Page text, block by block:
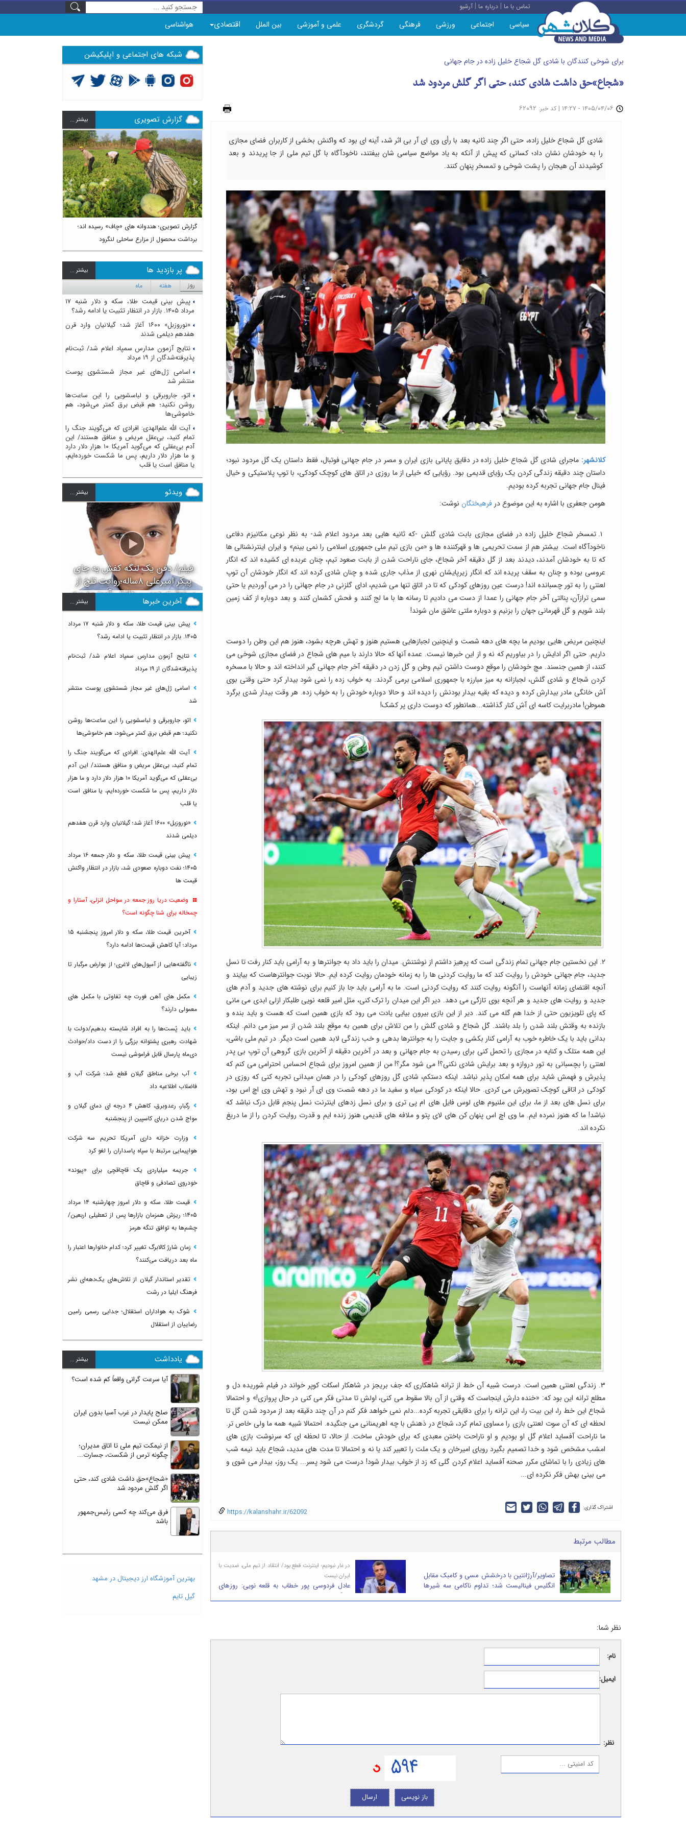
تماس با ما |درباره ما |آرشیو
سیاسی اجتماعی ورزشی فرهنگی گردشگری علمی و آموزشی بین الملل اقتصادی هواشناسی
برای شوخی کنندگان با شادی گل شجاع خلیل زاده در جام جهانی
«شجاع»حق داشت شادی کند، حتی اگر گلش مردود شد
| کد خبر: ۶۲۰۹۲
شادی گل شجاع خلیل زاده، حتی اگر چند ثانیه بعد با رأی وی ای آر بی اثر شد، آینه ای بود که واکنش بخشی از کاربران فضای مجازی
را به خودشان نشان داد؛ کسانی که پیش از آنکه به یاد مواضع سیاسی شان بیفتند، ناخودآگاه با گل تیم ملی از جا پریدند و بعد
کوشیدند آن هیجان را پشت شوخی و تمسخر پنهان کنند.
کلانشهر: ماجرای شادی گل شجاع خلیل زاده در دقایق پایانی بازی ایران و مصر در جام جهانی فوتبال، فقط داستان یک گل مردود نبود؛
داستان چند دقیقه زندگی کردن یک رؤیای قدیمی بود. رؤیایی که خیلی از ما روزی در اتاق های کوچک کودکی، با توپ پلاستیکی و خیال
فینال جام جهانی تجربه کرده بودیم.
هومن جعفری با اشاره به این موضوع در فرهیختگان نوشت:
۱. تمسخر شجاع خلیل زاده در فضای مجازی بابت شادی گلش -که ثانیه هایی بعد مردود اعلام شد- به نظر نوعی مکانیزم دفاعی
ناخودآگاه است. بیشتر هم از سمت تحریمی ها و قهرکننده ها و «من بازی تیم ملی جمهوری اسلامی را نمی بینم» و ایران اینترنشنالی ها
که تا به خودشان آمدند، دیدند بعد از گل دقیقه آخر شجاع، جای ناراحت شدن از بابت صعود تیم، چنان عربده ای کشیده اند که انگار
عروسی بوده و چنان به سقف پریده اند که انگار زیرپایشان نهری از مذاب جاری شده و چنان شادی کرده اند که انگار خودشان آن توپ
لعنتی را به تور چسبانده اند! درست عین روزهای کودکی که تا در اتاق تنها می شدیم، ادای گلزنی در جام جهانی را در می آوردیم یا حتی
سمی ترازآن، پنالتی آخر جام جهانی را عمدا از دست می دادیم تا رسانه ها با ما لج کنند و فحش کشمان کنند و بعد دوباره از کف زمین
بلند شویم و گل قهرمانی جهان را بزنیم و دوباره ملتی عاشق مان شوند!
اینچنین مریض هایی بودیم ما بچه های دهه شصت و اینچنین لجبازهایی هستیم هنوز و تهش هرچه بشود، هنوز هم این وطن را دوست
داریم. حتی اگر ادایش را در بیاوریم که نه و از این خبرها نیست. عمده آنها که حالا دارند با میم های شجاع در فضای مجازی شوخی می
کنند، از همین جنسند. مچ خودشان را موقع دوست داشتن تیم وطن و گل زدن در دقیقه آخر جام جهانی گیر انداخته اند و حالا با مسخره
کردن شجاع و شادی گلش، لجبازانه به میز مبارزه با جمهوری اسلامی برمی گردند. به خواب زده را نمی شود بیدار کرد حتی وقتی بوی
آش خانگی مادر بیدارش کرده و دیده که بقیه بیدار بودنش را دیده اند و حالا دوباره خودش را به خواب زده. هر وقت بیدار شدی برگرد
هموطن! مادربرایت کاسه ای آش کنار گذاشته...همانطور که دوست داری پر کشک!
۲. این نخستین جام جهانی تمام زندگی است که پرهیز داشتم از نوشتنش. میدان را باید داد به جوانترها و به آرامی باید کنار رفت تا نسل
جدید، جام جهانی خودش را روایت کند که ما روایت کردنی ها را به زمانه خودمان روایت کرده ایم. حالا نوبت جوانترهاست که بیایند و
آنچه اقتضای زمانه آنهاست را آنگونه روایت کنند که روایت کردنی است. ما به آرامی باید جا باز کنیم برای نوشته های جدید و آدم های
جدید و روایت های جدید و هر آنچه بوی تازگی می دهد. دیر اگر این میدان را ترک کنی، مثل امیر قلعه نویی طلبکار ازلی ابدی می مانی
که پای تلویزیون حتی از خدا هم گله می کند. دیر از این بازی بیرون بیایی یادت می رود که بازی همین است که هست و باید بنده و
بازنده به وقتش بلند شدن را بلد باشند. گل شجاع و شادی گلش را من تلاش برای همین به موقع بلند شدن از سر میز می دانم. اینکه
بدانی باید با یک خاطره خوب به آرامی کنار بکشی و جایت را به جوانترها بدهی و خب زندگی لابد همین است دیگر. در تیم ملی باشی،
این همه متلک و کنایه در مجازی را تحمل کنی برای رسیدن به جام جهانی و بعد در آخرین دقیقه از آخرین بازی گروهی آن توپ بی پدر
لعنتی را بچسبانی به تور دروازه و بعد برایش شادی نکنی؟! می شود مگر؟! من از همین امروز برای شجاع احساس احترامی می کنم که
پذیرش و فهمش شاید برای همه امکان پذیر نباشد. اینکه دستکم، شادی گل روزهای کودکی را در همان میدانی تجربه کنی که روزی در
کودکی در اتاقی کوچک تصویرش می کردی. حالا اینکه در کودکی سیاه و سفید ما در دهه شصت وی ای آر نبود و تهش وی اچ اس بود،
برای نسل های بعد از ما، برای این ملنیوم های لوس فایل های ام پی تری و برای نسل زدهای اینترنت نسل پنجم قابل درک نباشد که
نباشد! ما که هنوز نمرده ایم. ما وی اچ اس پنهان کن های لای پتو و ملافه های قدیمی هنوز زنده ایم و قدرت روایت کردن را از ما دریغ
نکرده اند.
۳. زندگی لعنتی همین است. درست شبیه آن خط از ترانه شاهکاری که جف بریجز در شاهکار اسکات کوپر خواند در فیلم شوریده دل و
مطلع ترانه این بود که: «خنده دارش اینجاست که وقتی از آن بالا سقوط می کنی، اولش تا مدتی فکر می کنی در حال پروازی!» و احتمالا
شجاع این خط را، این بیت را، این ترانه را برای دقایقی تجربه کرده...دلم نمی خواهد فکر کنم در آن چند دقیقه بعد از مردود شدن گل تا
لحظه ای که آن سوت لعنتی بازی را مساوی تمام کرد، شجاع در ذهنش با چه اهریمنانی می جنگیده. احتمالا شبیه همه ما ولی خاص تر.
ما ناراحت آفساید اعلام گل او بودیم و او ناراحت باختن معبدی که برای خودش ساخت. از حالا، تا لحظه ای که سرنوشت بازی های
امشب مشخص شود و خدا تصمیم بگیرد رویای امیرخان و یک ملت را تعبیر کند یا نه و احتمالا تا مدت های مدید، شجاع باید نیمه شب
های زیادی را با تماشای مکرر صحنه آفساید اعلام کردن گلی که زد از خواب بیدار شود! درست می شود پسر... یک روز، بیدار می شوی و
می بینی بهش فکر نکرده ای...
https://kalanshahr.ir/62092 اشتراک گذاری:
مطالب مرتبط
تصاویر/آرژانتین با درخشش مسی و کامبک مقابل
انگلیس فینالیست شد؛ تداوم ناکامی سه شیرها
در غار نبودیم؛ اینترنت قطع بود/ انتقاد از تیم ملی، ضدیت با
ایران نیست
عادل فردوسی پور خطاب به قلعه نویی: روزهای
جنگ ما تهران بودیم، شما در ویلای ترکیه
نظر شما:
نام:
ایمیل:
نظر:
ارسال باز نویسی
شبکه های اجتماعی و اپلیکیشن
گزارش تصویری بيشتر ...
گزارش تصویری؛ هندوانه های «چاف» رسیده اند؛
برداشت محصول از مزارع ساحلی لنگرود
Previous Next
پر بازدید ها بيشتر ...
روز هفته ماه
پیش بینی قیمت طلا، سکه و دلار شنبه ۱۷
مرداد ۱۴۰۵. بازار در انتظار تثبیت یا ادامه رشد؟
«نوروزبل» ۱۶۰۰ آغاز شد؛ گیلانیان وارد قرن
هفدهم دیلمی شدند
نتایج آزمون مدارس سمپاد اعلام شد/ ثبت‌نام
پذیرفته‌شدگان از ۱۹ مرداد
اسامی ژل‌های غیر مجاز شستشوی پوست
منتشر شد
اتو، جاروبرقی و لباسشویی را این ساعت‌ها
روشن نکنید؛ هم قبض برق کمتر می‌شود، هم
خاموشی‌ها
آیت الله علم‌الهدی: افرادی که می‌گویند جنگ را
تمام کنید، بی‌عقل مریض و منافق هستند/ این
آدم بی‌عقلی که می‌گوید آمریکا ۱۰ هزار دلار دارد
و ما هزار دلار داریم، پس ما شکست خورده‌ایم،
یا منافق است یا قلب
ویدئو بيشتر ...
فیلم/ دفن یک لنگه کفش به جای
پیکر امیرعلی ۸ساله؛روایت تلخ از
سرنوشت دومین دانش آموز مدرسه
میناب بعد از ماکان
آخرین خبرها بيشتر ...
پیش بینی قیمت طلا، سکه و دلار شنبه ۱۷ مرداد
۱۴۰۵. بازار در انتظار تثبیت یا ادامه رشد؟
نتایج آزمون مدارس سمپاد اعلام شد/ ثبت‌نام
پذیرفته‌شدگان از ۱۹ مرداد
اسامی ژل‌های غیر مجاز شستشوی پوست منتشر
شد
اتو، جاروبرقی و لباسشویی را این ساعت‌ها روشن
نکنید؛ هم قبض برق کمتر می‌شود، هم خاموشی‌ها
آیت الله علم‌الهدی: افرادی که می‌گویند جنگ را
تمام کنید، بی‌عقل مریض و منافق هستند/ این آدم
بی‌عقلی که می‌گوید آمریکا ۱۰ هزار دلار دارد و ما هزار
دلار داریم، پس ما شکست خورده‌ایم، یا منافق است
یا قلب
«نوروزبل» ۱۶۰۰ آغاز شد؛ گیلانیان وارد قرن هفدهم
دیلمی شدند
پیش بینی قیمت طلا، سکه و دلار جمعه ۱۶ مرداد
۱۴۰۵؛ نفت دوباره صعودی شد، بازار در انتظار واکنش
قیمت ها
وضعیت دریا روز جمعه در سواحل انزلی، آستارا و
چمخاله برای شنا چگونه است؟
آخرین قیمت طلا، سکه و دلار امروز پنجشنبه ۱۵
مرداد؛ آیا کاهش قیمت‌ها ادامه دارد؟
ناگفته‌هایی از آمپول‌های لاغری؛ از عوارض مرگبار تا
زیبایی
مکمل های آهن فورت چه تفاوتی با مکمل های
معمولی دارند؟
باید پُست‌ها را به افراد شایسته بدهیم/دولت با
شهادت رهبری پشتوانه بزرگی را از دست داد/حوادث
دی‌ماه پارسال قابل فراموشی نیست
آب برخی مناطق گیلان قطع شد؛ شرکت آب و
فاضلاب اطلاعیه داد
رگبار، رعدوبرق، کاهش ۴ درجه ای دمای گیلان و
مواج شدن دریای کاسپین از پنجشنبه
وزارت خزانه داری آمریکا تحریم سه شرکت
هواپیمایی مرتبط با سپاه پاسداران را لغو کرد
جریمه میلیاردی یک قاچاقچی برای «پیوند»
خودروی تصادفی و قاچاق
قیمت طلا، سکه و دلار امروز چهارشنبه ۱۴ مرداد
۱۴۰۵؛ ریزش همزمان بازارها پس از تعطیلی اربعین/
چشم‌ها به توافق تنگه هرمز
زمان شارژ کالابرگ تغییر کرد؛ کدام خانوارها اعتبار را
ماه بعد دریافت می‌کنند؟
تقدیر استاندار گیلان از تلاش‌های یک‌دهه‌ای نشر
فرهنگ ایلیا در رشت
شوک به هواداران استقلال؛ جدایی رسمی رامین
رضاییان از استقلال
یادداشت بيشتر ...
آیا سرعت گرانی واقعاً کم شده است؟
صلح پایدار در غرب آسیا بدون ایران
ممکن نیست
از نیمکت تیم ملی تا اتاق مدیران؛
چگونه ترس از شکست، جسارت...
«شجاع»حق داشت شادی کند، حتی
اگر گلش مردود شد
فرق می‌کند چه کسی رئیس‌جمهور
باشد
بهترین آموزشگاه ارز دیجیتال در مشهد
گیل تایم